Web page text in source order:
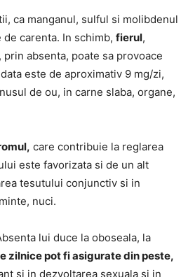
ca manganul, sulful si molibdenul
carenta. In schimb, fierul,
absenta, poate sa provoace
este de aproximativ 9 mg/zi,
de ou, in carne slaba, organe,
care contribuie la reglarea
este favorizata si de un alt
tesutului conjunctiv si in
nuci.
lui duce la oboseala, la
zilnice pot fi asigurate din peste,
si in dezvoltarea sexuala si in